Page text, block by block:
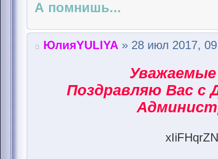
А помнишь...
ЮлияYULIYA » 28 июл 2017,
Поздравляю Вас с